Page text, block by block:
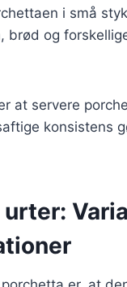
i små
brød og
at servere
konsistens